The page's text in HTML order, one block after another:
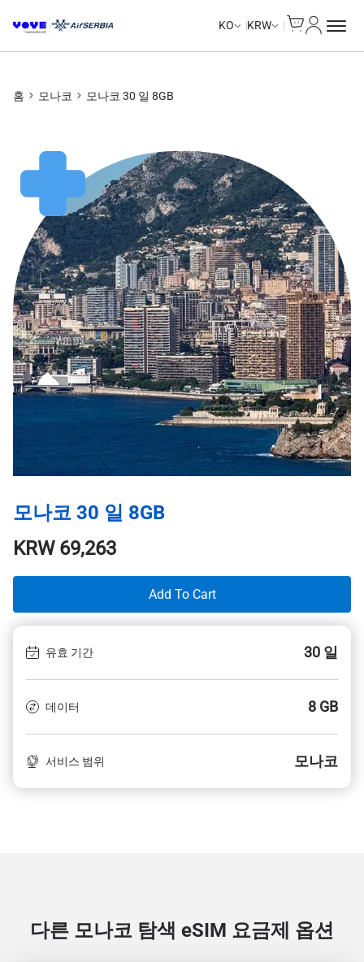
KO KRW
홈 모나코 모나코 30 일 8GB
모나코 30 일 8GB
KRW69,263
Add To Cart
유효 기간 30 일
데이터 8 GB
서비스 범위 모나코
다른 모나코 탐색 eSIM 요금제 옵션